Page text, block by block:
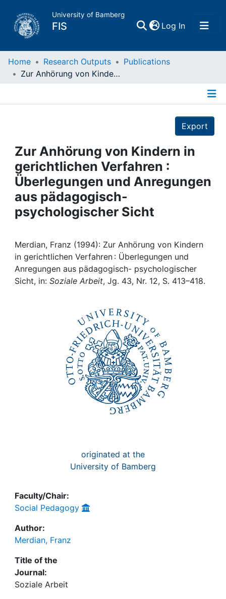
University of Bamberg
FIS Log In(current)
Home
Projects
People
Institutions
My FIS
Help
Home Research Outputs
Publications
Zur Anhörung von Kindern in gerichtlichen Verfahren : Überlegungen und Anregungen aus pädagogisch- psychologischer Sicht
Export
Zur Anhörung von Kindern in
gerichtlichen Verfahren :
Überlegungen und Anregungen
aus pädagogisch-
psychologischer Sicht
Merdian, Franz (1994): Zur Anhörung von Kindern
in gerichtlichen Verfahren : Überlegungen und
Anregungen aus pädagogisch- psychologischer
Sicht, in: Soziale Arbeit, Jg. 43, Nr. 12, S. 413–418.
originated at the
University of Bamberg
Faculty/Chair:
Social Pedagogy
Author:
Merdian, Franz
Title of the
Journal:
Soziale Arbeit